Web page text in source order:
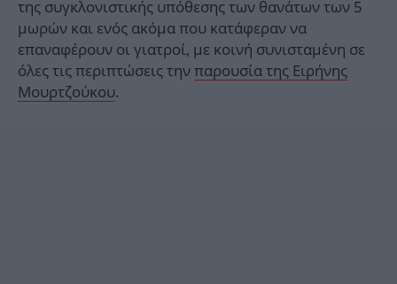
της συγκλονιστικής υπόθεσης των θανάτων των 5
μωρών και ενός ακόμα που κατάφεραν να
επαναφέρουν οι γιατροί, με κοινή συνισταμένη σε
όλες τις περιπτώσεις τηνπαρουσία της Ειρήνης
Μουρτζούκου.